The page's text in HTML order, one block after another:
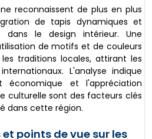
reconnaissent de plus en plus
de tapis dynamiques et
le design intérieur. Une
de motifs et de couleurs
traditions locales, attirant les
L'analyse indique
économique et l'appréciation
culturelle sont des facteurs clés
dans cette région.
points de vue sur les